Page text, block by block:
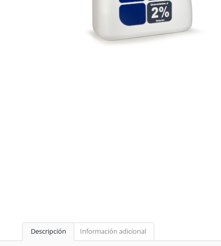
Descripción Información adicional